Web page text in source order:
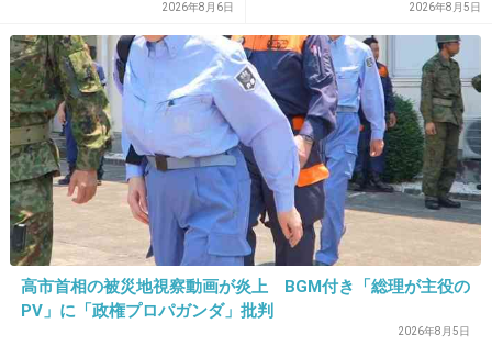
29. 匿名2016/03/11(金) 11:31:34
サンミュージックが危ないから、直ぐにでも復
帰させたいんでしょ？
誰も待ってないよ‼
イッテＱなんて、凄く良くなってるし
+754 -31
主婦が買うのをやめた食品5
つ
2026年8月6日 2026年8月5日
高市首相の被災地視察動画が炎上 BGM付き「総理が主役の
PV」に「政権プロパガンダ」批判
2026年8月5日